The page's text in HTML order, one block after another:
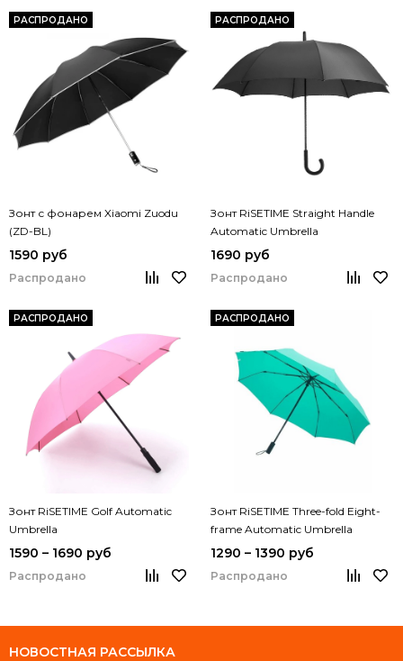
РАСПРОДАНО
Зонт с фонарем Xiaomi Zuodu
(ZD-BL)
1590 руб
Распродано
РАСПРОДАНО
Зонт RiSETIME Straight Handle
Automatic Umbrella
1690 руб
Распродано
РАСПРОДАНО
Зонт RiSETIME Golf Automatic
Umbrella
1590 – 1690 руб
Распродано
РАСПРОДАНО
Зонт RiSETIME Three-fold Eight-
frame Automatic Umbrella
1290 – 1390 руб
Распродано
НОВОСТНАЯ РАССЫЛКА